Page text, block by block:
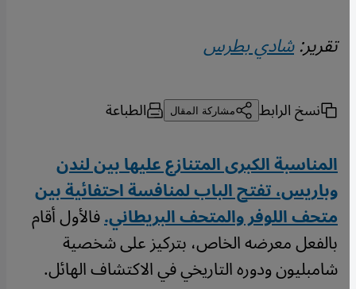
تقرير:شادي بطرس
نسخ الرابط مشاركة المقال الطباعة
المناسبة الكبرى المتنازع عليها بين لندن
وباريس، تفتح الباب لمنافسة احتفائية بين
متحف اللوفر والمتحف البريطاني.فالأول أقام
بالفعل معرضه الخاص، بتركيز على شخصية
شامبليون ودوره التاريخي في الاكتشاف الهائل.